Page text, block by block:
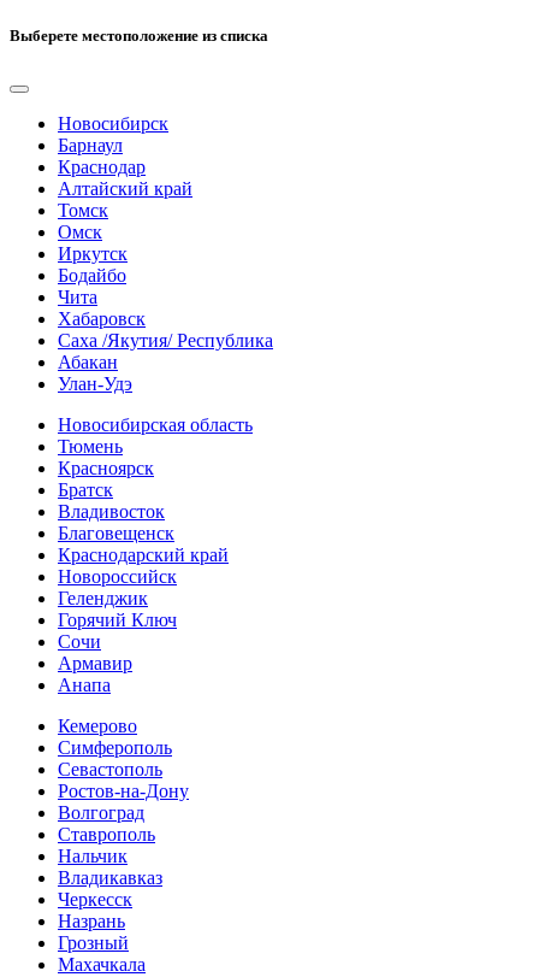
Выберете местоположение из списка
Новосибирск
Барнаул
Краснодар
Алтайский край
Томск
Омск
Иркутск
Бодайбо
Чита
Хабаровск
Саха /Якутия/ Республика
Абакан
Улан-Удэ
Новосибирская область
Тюмень
Красноярск
Братск
Владивосток
Благовещенск
Краснодарский край
Новороссийск
Геленджик
Горячий Ключ
Сочи
Армавир
Анапа
Кемерово
Симферополь
Севастополь
Ростов-на-Дону
Волгоград
Ставрополь
Нальчик
Владикавказ
Черкесск
Назрань
Грозный
Махачкала